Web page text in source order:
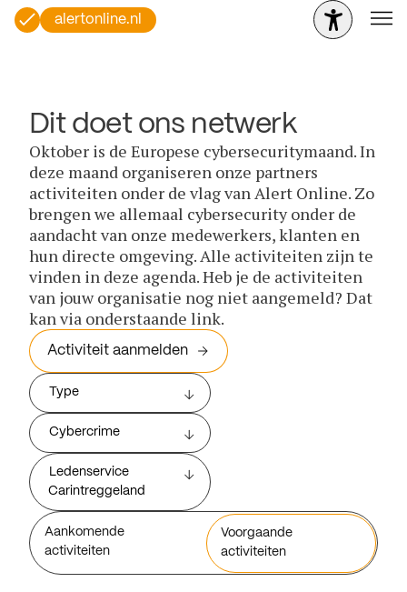
alertonline.nl
Dit doet ons netwerk
Oktober is de Europese cybersecuritymaand. In
deze maand organiseren onze partners
activiteiten onder de vlag van Alert Online. Zo
brengen we allemaal cybersecurity onder de
aandacht van onze medewerkers, klanten en
hun directe omgeving. Alle activiteiten zijn te
vinden in deze agenda. Heb je de activiteiten
van jouw organisatie nog niet aangemeld? Dat
kan via onderstaande link.
Activiteit aanmelden
Type
Cybercrime
Ledenservice
Carintreggeland
Aankomende
activiteiten
Voorgaande
activiteiten